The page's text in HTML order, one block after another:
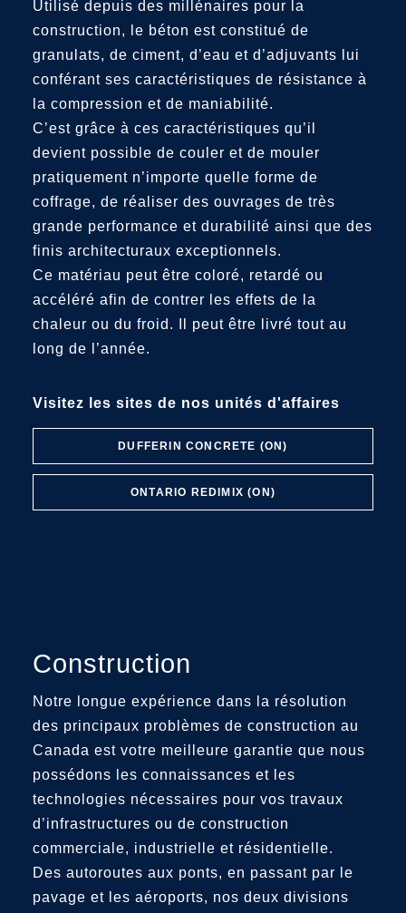
Utilisé depuis des millénaires pour la
construction, le béton est constitué de
granulats, de ciment, d’eau et d’adjuvants lui
conférant ses caractéristiques de résistance à
la compression et de maniabilité.
C’est grâce à ces caractéristiques qu’il
devient possible de couler et de mouler
pratiquement n’importe quelle forme de
coffrage, de réaliser des ouvrages de très
grande performance et durabilité ainsi que des
finis architecturaux exceptionnels.
Ce matériau peut être coloré, retardé ou
accéléré afin de contrer les effets de la
chaleur ou du froid. Il peut être livré tout au
long de l’année.
Visitez les sites de nos unités d'affaires
DUFFERIN CONCRETE (ON)
ONTARIO REDIMIX (ON)
Construction
Notre longue expérience dans la résolution
des principaux problèmes de construction au
Canada est votre meilleure garantie que nous
possédons les connaissances et les
technologies nécessaires pour vos travaux
d’infrastructures ou de construction
commerciale, industrielle et résidentielle.
Des autoroutes aux ponts, en passant par le
pavage et les aéroports, nos deux divisions